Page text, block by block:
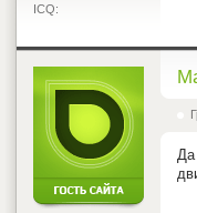
ICQ: